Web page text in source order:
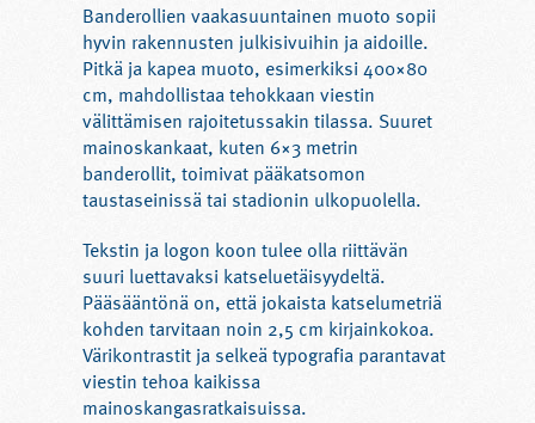
Banderollien vaakasuuntainen muoto sopii
hyvin rakennusten julkisivuihin ja aidoille.
Pitkä ja kapea muoto, esimerkiksi 400×80
cm, mahdollistaa tehokkaan viestin
välittämisen rajoitetussakin tilassa. Suuret
mainoskankaat, kuten 6×3 metrin
banderollit, toimivat pääkatsomon
taustaseinissä tai stadionin ulkopuolella.
Tekstin ja logon koon tulee olla riittävän
suuri luettavaksi katseluetäisyydeltä.
Pääsääntönä on, että jokaista katselumetriä
kohden tarvitaan noin 2,5 cm kirjainkokoa.
Värikontrastit ja selkeä typografia parantavat
viestin tehoa kaikissa
mainoskangasratkaisuissa.